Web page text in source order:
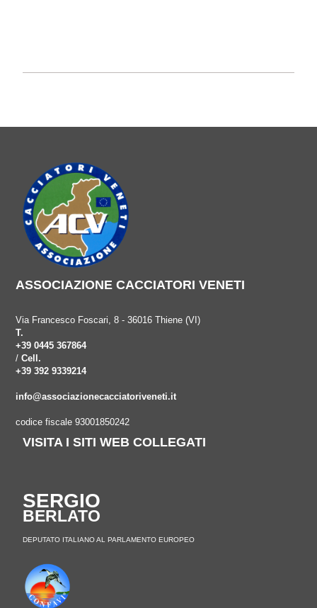
ASSOCIAZIONE CACCIATORI VENETI
Via Francesco Foscari, 8 - 36016 Thiene (VI)
T.
+39 0445 367864
/Cell.
+39 392 9339214
info@associazionecacciatoriveneti.it
codice fiscale 93001850242
VISITA I SITI WEB COLLEGATI
SERGIO
BERLATO
DEPUTATO ITALIANO AL PARLAMENTO EUROPEO